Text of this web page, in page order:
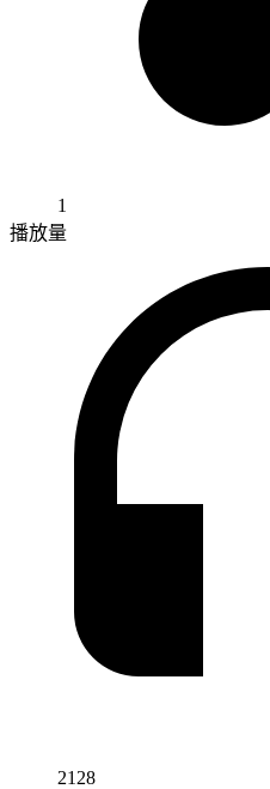
1
播放量
2128